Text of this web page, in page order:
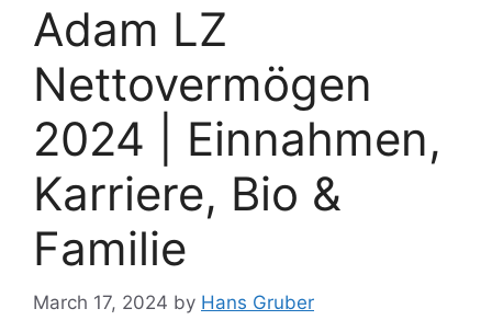
Adam LZ
Nettovermögen
2024 | Einnahmen,
Karriere, Bio &
Familie
March 17, 2024 by Hans Gruber